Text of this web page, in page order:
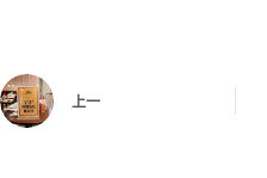
上一